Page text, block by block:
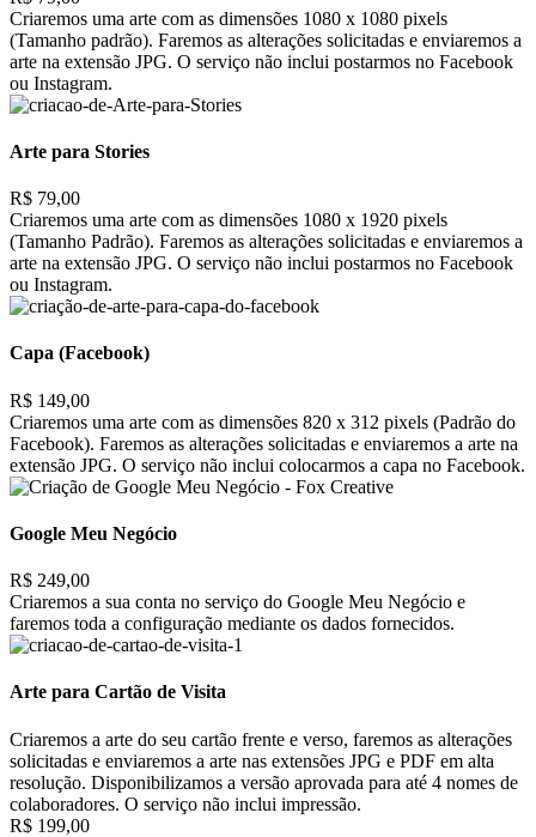
Criaremos uma arte com as dimensões 1080 x 1080 pixels
(Tamanho padrão). Faremos as alterações solicitadas e enviaremos a
arte na extensão JPG. O serviço não inclui postarmos no Facebook
ou Instagram.
Arte para Stories
R$ 79,00
Criaremos uma arte com as dimensões 1080 x 1920 pixels
(Tamanho Padrão). Faremos as alterações solicitadas e enviaremos a
arte na extensão JPG. O serviço não inclui postarmos no Facebook
ou Instagram.
Capa (Facebook)
R$ 149,00
Criaremos uma arte com as dimensões 820 x 312 pixels (Padrão do
Facebook). Faremos as alterações solicitadas e enviaremos a arte na
extensão JPG. O serviço não inclui colocarmos a capa no Facebook.
Google Meu Negócio
R$ 249,00
Criaremos a sua conta no serviço do Google Meu Negócio e
faremos toda a configuração mediante os dados fornecidos.
Arte para Cartão de Visita
Criaremos a arte do seu cartão frente e verso, faremos as alterações
solicitadas e enviaremos a arte nas extensões JPG e PDF em alta
resolução. Disponibilizamos a versão aprovada para até 4 nomes de
colaboradores. O serviço não inclui impressão.
R$ 199,00